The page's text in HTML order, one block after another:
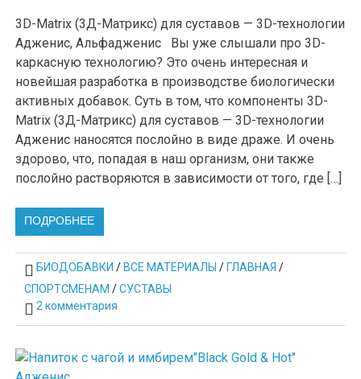
3D-Matrix (3Д-Матрикс) для суставов — 3D-технологии
Адженис, Альфадженис Вы уже слышали про 3D-
каркасную технологию? Это очень интересная и
новейшая разработка в производстве биологически
активных добавок. Суть в том, что компоненты 3D-
Matrix (3Д-Матрикс) для суставов — 3D-технологии
Адженис наносятся послойно в виде драже. И очень
здорово, что, попадая в наш организм, они также
послойно растворяются в зависимости от того, где […]
ПОДРОБНЕЕ
БИОДОБАВКИ /ВСЕ МАТЕРИАЛЫ /ГЛАВНАЯ /
СПОРТСМЕНАМ /СУСТАВЫ
2 комментария